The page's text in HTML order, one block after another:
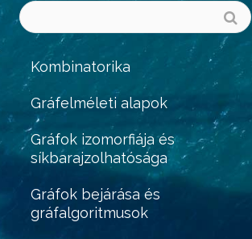
Kombinatorika
Gráfelméleti alapok
Gráfok izomorfiája és
síkbarajzolhatósága
Gráfok bejárása és
gráfalgoritmusok